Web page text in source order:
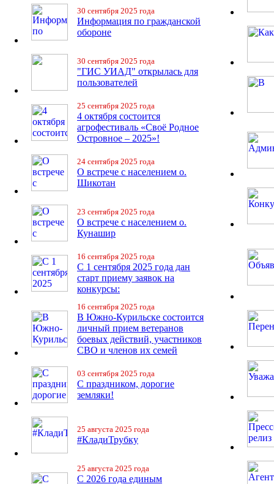
30 сентября 2025 года
Информация по гражданской
обороне
30 сентября 2025 года
"ГИС УИАД" открылась для
пользователей
25 сентября 2025 года
4 октября состоится
агрофестиваль «Своё Родное
Островное – 2025»!
24 сентября 2025 года
О встрече с населением о.
Шикотан
23 сентября 2025 года
О встрече с населением о.
Кунашир
16 сентября 2025 года
С 1 сентября 2025 года дан
старт приему заявок на
конкурсы:
16 сентября 2025 года
В Южно-Курильске состоится
личный прием ветеранов
боевых действий, участников
СВО и членов их семей
03 сентября 2025 года
С праздником, дорогие
земляки!
25 августа 2025 года
#КладиТрубку
25 августа 2025 года
С 2026 года единым